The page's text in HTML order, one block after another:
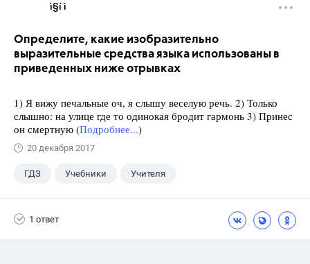
ì§í ì 
Определите, какие изобразительно
выразительные средства языка использованы в
приведенных ниже отрывках
1) Я вижу печальные оч, я слышу веселую речь. 2) Только
слышно: на улице где то одинокая бродит гармонь 3) Принес
он смертную (Подробнее...)
20 декабря 2017
ГДЗ Учебники Учителя
1 ответ